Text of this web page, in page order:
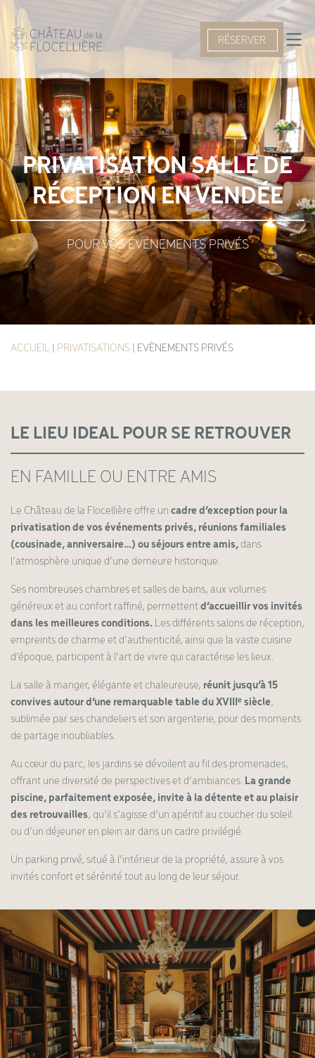
RÉSERVER
PRIVATISATION SALLE DE
RÉCEPTION EN VENDÉE
POUR VOS ÉVÉNEMENTS PRIVÉS
ACCUEIL | PRIVATISATIONS | EVÈNEMENTS PRIVÉS
LE LIEU IDEAL POUR SE RETROUVER
EN FAMILLE OU ENTRE AMIS
Le Château de la Flocellière offre un cadre d’exception pour la
privatisation de vos événements privés, réunions familiales
(cousinade, anniversaire…) ou séjours entre amis,dans
l’atmosphère unique d’une demeure historique.
Ses nombreuses chambres et salles de bains, aux volumes
généreux et au confort raffiné, permettentd’accueillir vos invités
dans les meilleures conditions. Les différents salons de réception,
empreints de charme et d’authenticité, ainsi que la vaste cuisine
d’époque, participent à l’art de vivre qui caractérise les lieux.
La salle à manger, élégante et chaleureuse, réunit jusqu’à 15
convives autour d’une remarquable table du XVIIIᵉ siècle,
sublimée par ses chandeliers et son argenterie, pour des moments
de partage inoubliables.
Au cœur du parc, les jardins se dévoilent au fil des promenades,
offrant une diversité de perspectives et d’ambiances. La grande
piscine, parfaitement exposée, invite à la détente et au plaisir
des retrouvailles, qu’il s’agisse d’un apéritif au coucher du soleil
ou d’un déjeuner en plein air dans un cadre privilégié.
Un parking privé, situé à l’intérieur de la propriété, assure à vos
invités confort et sérénité tout au long de leur séjour.